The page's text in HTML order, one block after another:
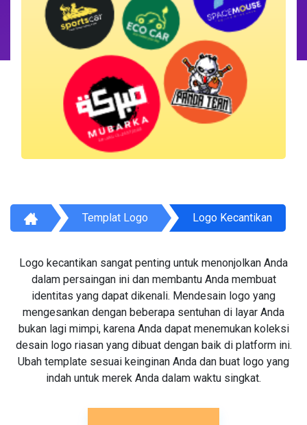
Templat Logo Logo Kecantikan
Logo kecantikan sangat penting untuk menonjolkan Anda
dalam persaingan ini dan membantu Anda membuat
identitas yang dapat dikenali. Mendesain logo yang
mengesankan dengan beberapa sentuhan di layar Anda
bukan lagi mimpi, karena Anda dapat menemukan koleksi
desain logo riasan yang dibuat dengan baik di platform ini.
Ubah template sesuai keinginan Anda dan buat logo yang
indah untuk merek Anda dalam waktu singkat.